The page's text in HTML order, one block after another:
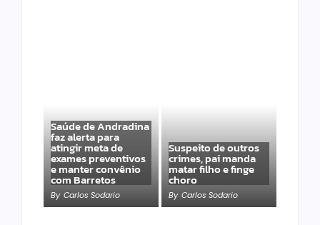
Saúde de Andradina
faz alerta para
atingir meta de
exames preventivos
e manter convênio
com Barretos
By Carlos Sodario
Suspeito de outros
crimes, pai manda
matar filho e finge
choro
By Carlos Sodario